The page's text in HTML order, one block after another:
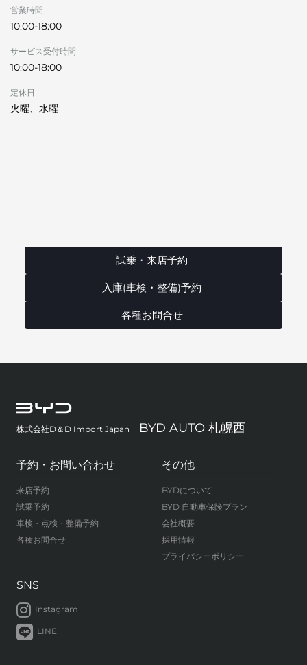
営業時間
10:00-18:00
サービス受付時間
10:00-18:00
定休日
火曜、水曜
試乗・来店予約
入庫(車検・整備)予約
各種お問合せ
株式会社D＆D Import Japan BYD AUTO 札幌西
予約・お問い合わせ
来店予約
試乗予約
車検・点検・整備予約
各種お問合せ
その他
BYDについて
BYD 自動車保険プラン
会社概要
採用情報
プライバシーポリシー
SNS
Instagram
LINE